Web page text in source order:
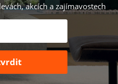
akcích a zajímavostech